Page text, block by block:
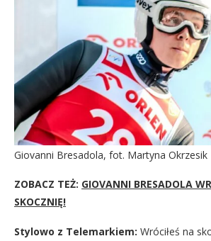
Giovanni Bresadola, fot. Martyna Okrzesik
ZOBACZ TEŻ: GIOVANNI BRESADOLA
SKOCZNIĘ!
Stylowo z Telemarkiem: Wróciłeś na